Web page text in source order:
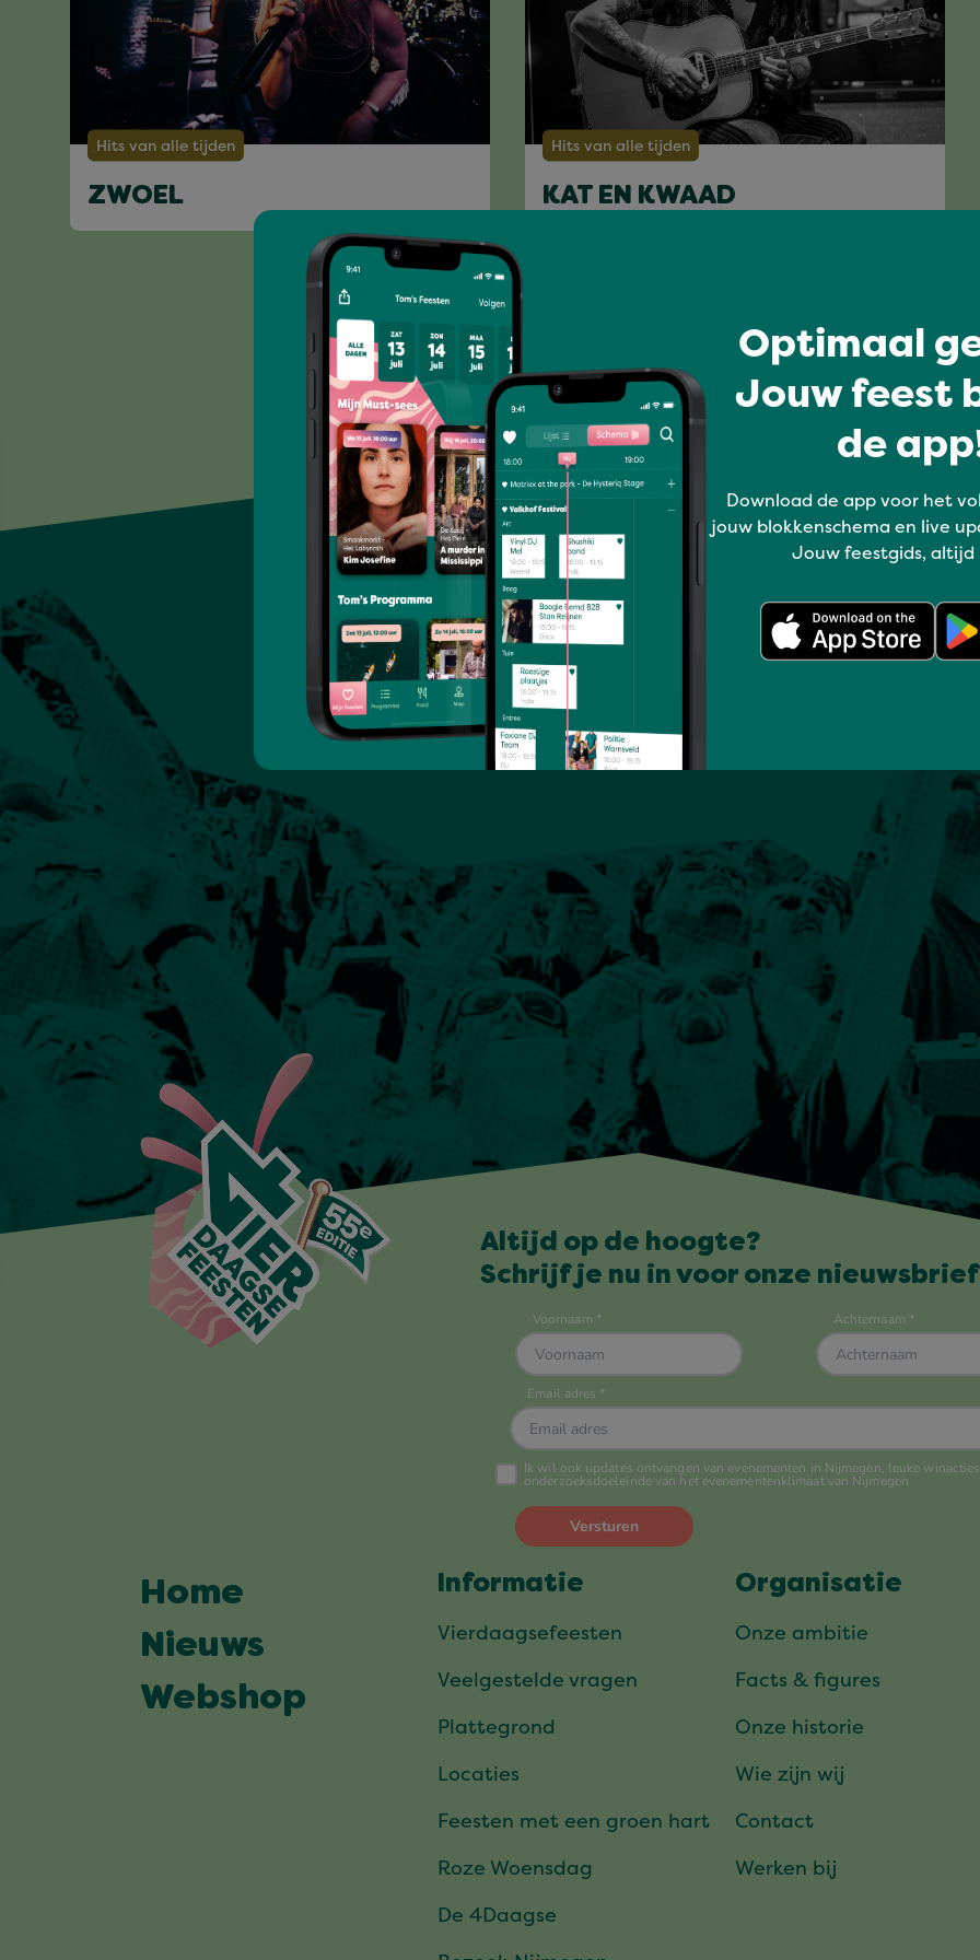
Hits van alle tijden
ZWOEL
Hits van alle tijden
KAT EN KWAAD
Optimaal
Jouw feest
de
Download de app voor het
jouw blokkenschema en live
Jouw feestgids, altijd
Altijd op de hoogte?
Schrijf je nu in voor onze
Home
Nieuws
Webshop
Informatie
Vierdaagsefeesten
Veelgestelde vragen
Plattegrond
Locaties
Feesten met een groen hart
Roze Woensdag
De 4Daagse
Organisatie
Onze ambitie
Facts & figures
Onze historie
Wie zijn wij
Contact
Werken bij